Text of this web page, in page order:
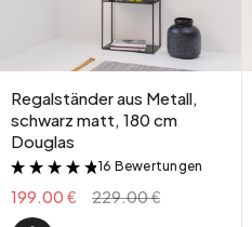
Regalständer aus Metall,
schwarz matt, 180 cm
Douglas
&
16 Bewertungen
199.00 € 229.00 €